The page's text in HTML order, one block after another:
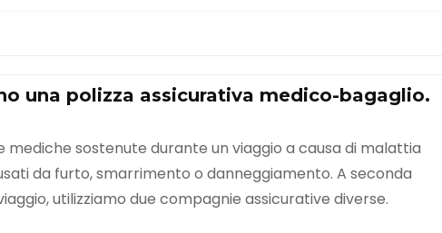
una polizza assicurativa medico-bagaglio.
mediche sostenute durante un viaggio a causa di malattia
da furto, smarrimento o danneggiamento. A seconda
utilizziamo due compagnie assicurative diverse.